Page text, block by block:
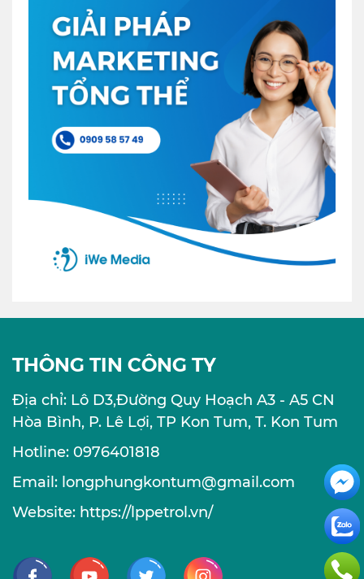
THÔNG TIN CÔNG TY
Địa chỉ: Lô D3,Đường Quy Hoạch A3 - A5 CN
Hòa Bình, P. Lê Lợi, TP Kon Tum, T. Kon Tum
Hotline: 0976401818
Email: longphungkontum@gmail.com
Website: https://lppetrol.vn/
FacebookYoutubeTwitter